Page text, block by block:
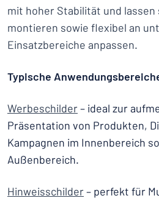
mit hoher Stabilität und lassen
montieren sowie flexibel an
Einsatzbereiche anpassen.
Typische
Werbeschilder– ideal zur
Präsentation von Produkten,
Kampagnen im Innenbereich
Außenbereich.
Hinweisschilder– perfekt für